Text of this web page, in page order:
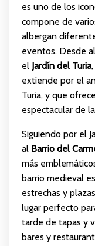
es uno de los
compone de
albergan
eventos. Desde
el Jardín del Turia
extiende por el
Turia, y que
espectacular de
Siguiendo por el
al Barrio del
más
barrio medieval
estrechas y
lugar perfecto
tarde de tapas y
bares y